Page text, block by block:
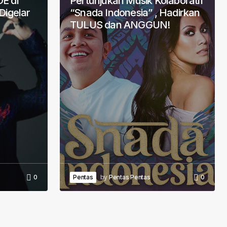
0
“Snada Indonesia” , Hadirkan
TULUS dan ANGGUN!
Pentas byPentas Pentas 0